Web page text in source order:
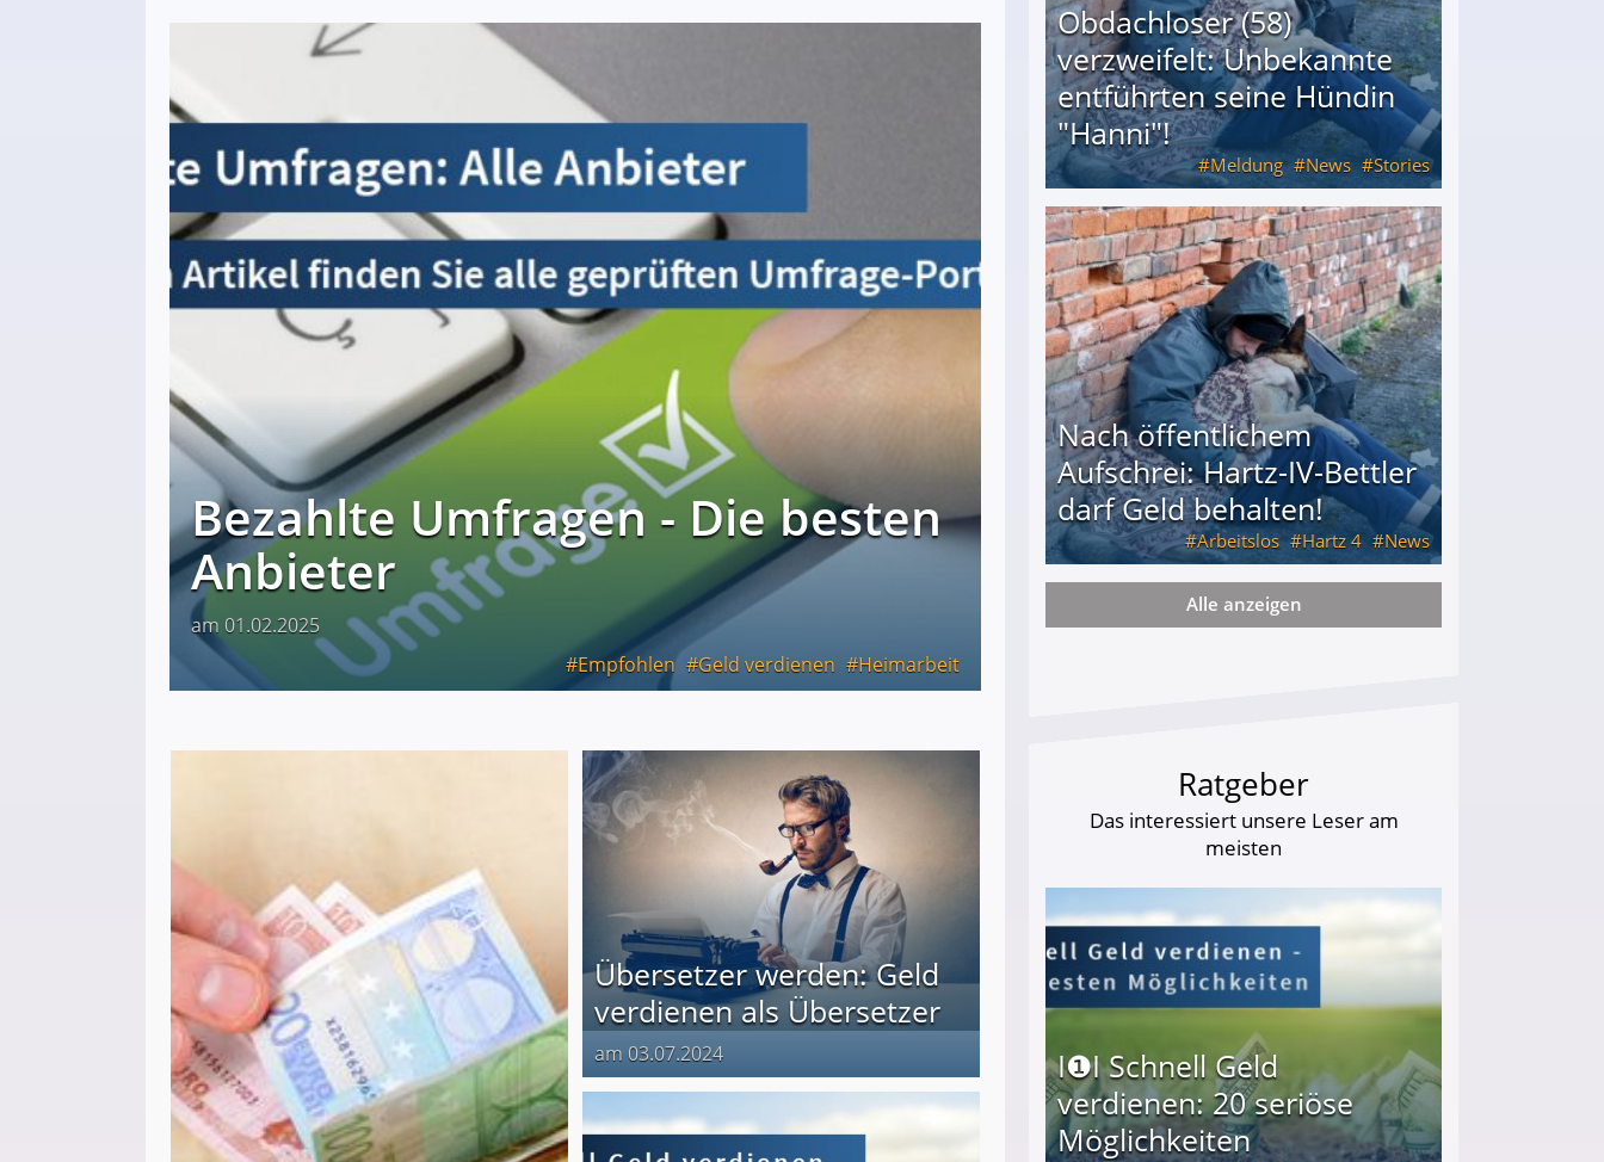
Bezahlte Umfragen - Die besten
Anbieter
am 01.02.2025
Empfohlen
Geld verdienen Heimarbeit
Übersetzer werden: Geld
verdienen als Übersetzer
am 03.07.2024
Obdachloser (58)
verzweifelt: Unbekannte
entführten seine Hündin
"Hanni"!
Meldung News Stories
Obdachloser (58) verzweifelt: Unbekannte entführten seine Hündin "Hanni"!
Nach öffentlichem
Aufschrei: Hartz-IV-Bettler
darf Geld behalten!
Arbeitslos Hartz 4 News
Nach öffentlichem Aufschrei: Hartz-IV-Bettler darf Geld behalten!
Alle anzeigen
Ratgeber
Das interessiert unsere Leser am
meisten
I❶I Schnell Geld
verdienen: 20 seriöse
Möglichkeiten